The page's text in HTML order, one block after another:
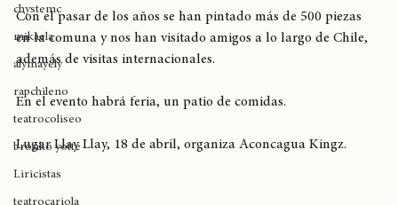
tylerthecreator
chystemc
mikaela
alymayely
rapchileno
teatrocoliseo
bronko yotte
Liricistas
Con el pasar de los años se han pintado más de 500 piezas
en la comuna y nos han visitado amigos a lo largo de Chile,
además de visitas internacionales.
En el evento habrá feria, un patio de comidas.
Lugar Llay Llay, 18 de abril, organiza Aconcagua Kingz.